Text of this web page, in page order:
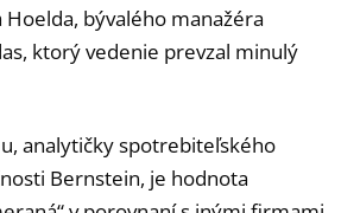
bývalého manažéra
ktorý vedenie prevzal minulý
analytičky spotrebiteľského
Bernstein, je hodnota